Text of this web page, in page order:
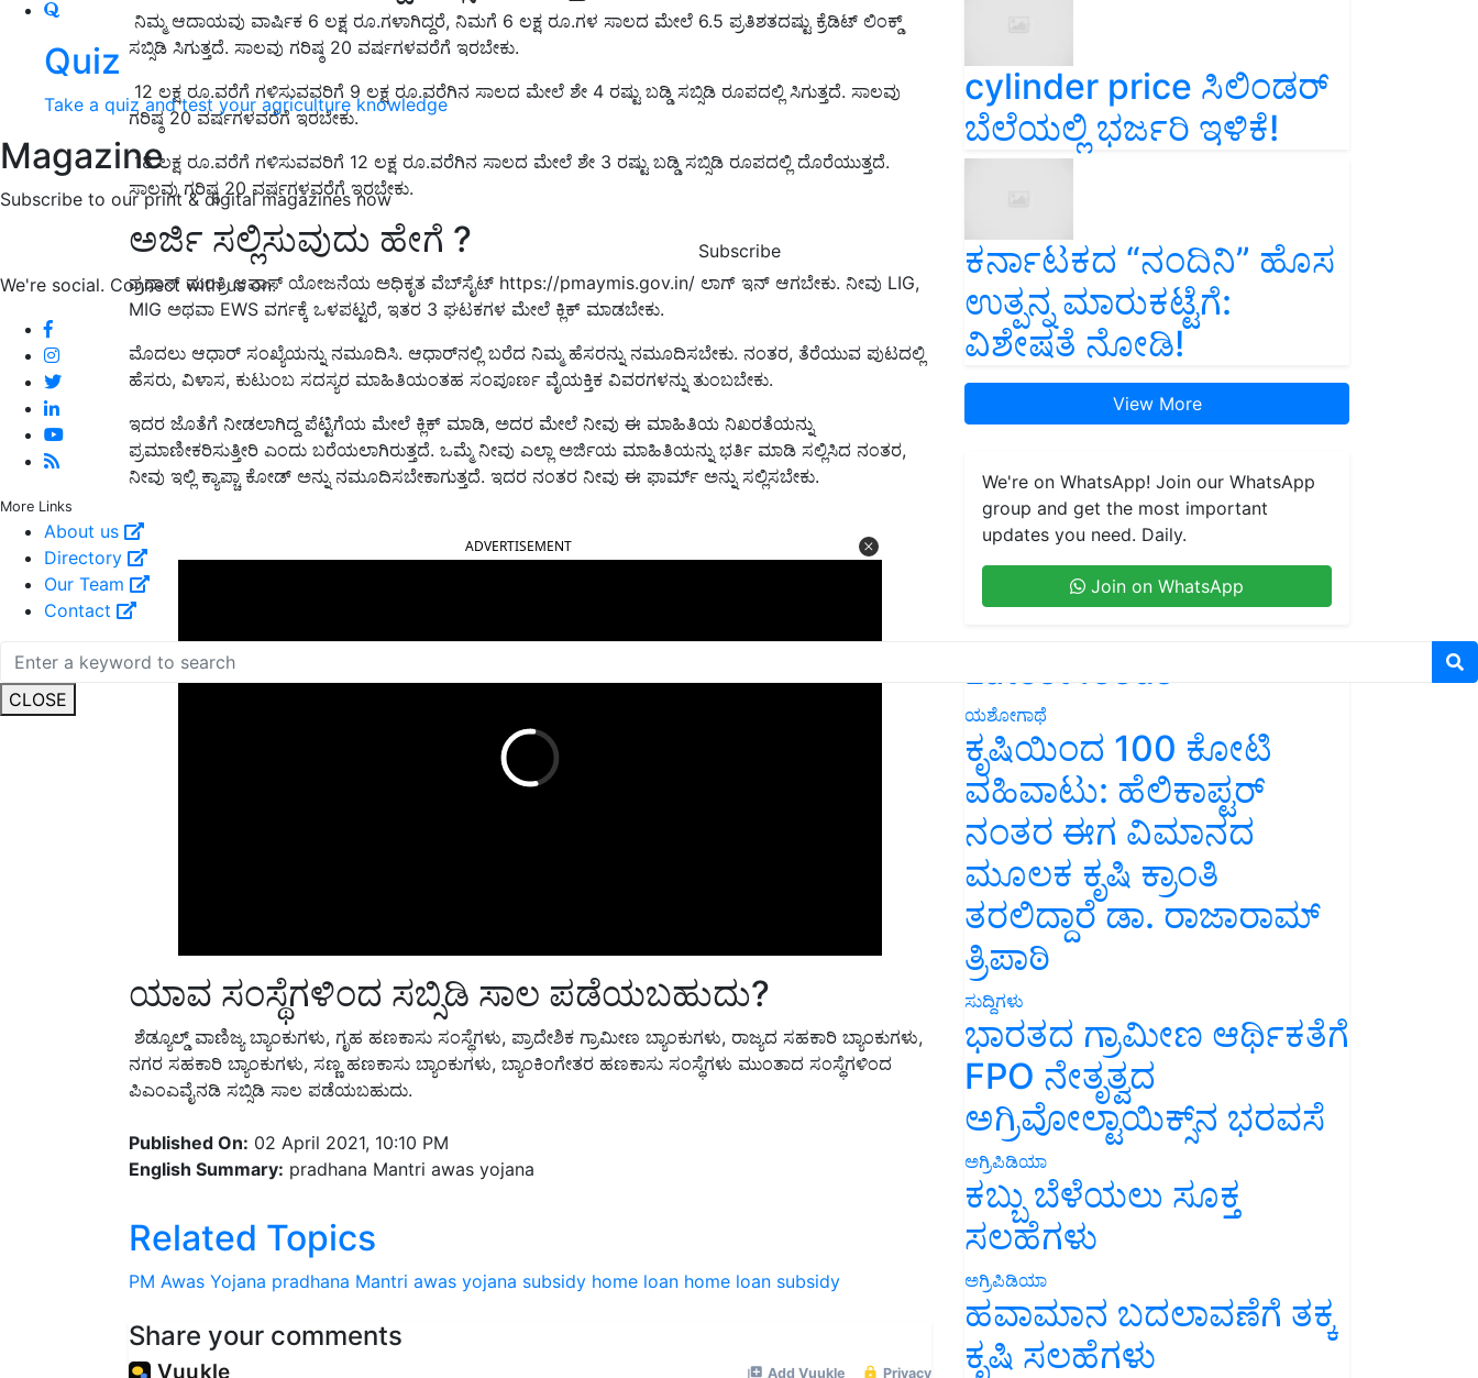
Quiz
Take a quiz and test your agriculture knowledge
Magazine
Subscribe to our print & digital magazines now
Subscribe
We're social. Connect with us on:
More Links
About us
Directory
Our Team
Contact
CLOSE
ನಿಮ್ಮ ಆದಾಯವು ವಾರ್ಷಿಕ 6 ಲಕ್ಷ ರೂ.ಗಳಾಗಿದ್ದರೆ, ನಿಮಗೆ 6 ಲಕ್ಷ ರೂ.ಗಳ ಸಾಲದ ಮೇಲೆ 6.5 ಪ್ರತಿಶತದಷ್ಟು ಕ್ರೆಡಿಟ್ ಲಿಂಕ್ಡ್
ಸಬ್ಸಿಡಿ ಸಿಗುತ್ತದೆ. ಸಾಲವು ಗರಿಷ್ಠ 20 ವರ್ಷಗಳವರೆಗೆ ಇರಬೇಕು.
12 ಲಕ್ಷ ರೂ.ವರೆಗೆ ಗಳಿಸುವವರಿಗೆ 9 ಲಕ್ಷ ರೂ.ವರೆಗಿನ ಸಾಲದ ಮೇಲೆ ಶೇ 4 ರಷ್ಟು ಬಡ್ಡಿ ಸಬ್ಸಿಡಿ ರೂಪದಲ್ಲಿ ಸಿಗುತ್ತದೆ. ಸಾಲವು
ಗರಿಷ್ಠ 20 ವರ್ಷಗಳವರೆಗೆ ಇರಬೇಕು.
18 ಲಕ್ಷ ರೂ.ವರೆಗೆ ಗಳಿಸುವವರಿಗೆ 12 ಲಕ್ಷ ರೂ.ವರೆಗಿನ ಸಾಲದ ಮೇಲೆ ಶೇ 3 ರಷ್ಟು ಬಡ್ಡಿ ಸಬ್ಸಿಡಿ ರೂಪದಲ್ಲಿ ದೊರೆಯುತ್ತದೆ.
ಸಾಲವು ಗರಿಷ್ಠ 20 ವರ್ಷಗಳವರೆಗೆ ಇರಬೇಕು.
ಅರ್ಜಿ ಸಲ್ಲಿಸುವುದು ಹೇಗೆ ?
ಪ್ರಧಾನ್ ಮಂತ್ರಿ ಆವಾಸ್ ಯೋಜನೆಯ ಅಧಿಕೃತ ವೆಬ್‌ಸೈಟ್‌ https://pmaymis.gov.in/ ಲಾಗ್ ಇನ್ ಆಗಬೇಕು. ನೀವು LIG,
MIG ಅಥವಾ EWS ವರ್ಗಕ್ಕೆ ಒಳಪಟ್ಟರೆ, ಇತರ 3 ಘಟಕಗಳ ಮೇಲೆ ಕ್ಲಿಕ್ ಮಾಡಬೇಕು.
ಮೊದಲು ಆಧಾರ್ ಸಂಖ್ಯೆಯನ್ನು ನಮೂದಿಸಿ. ಆಧಾರ್‌ನಲ್ಲಿ ಬರೆದ ನಿಮ್ಮ ಹೆಸರನ್ನು ನಮೂದಿಸಬೇಕು. ನಂತರ, ತೆರೆಯುವ ಪುಟದಲ್ಲಿ
ಹೆಸರು, ವಿಳಾಸ, ಕುಟುಂಬ ಸದಸ್ಯರ ಮಾಹಿತಿಯಂತಹ ಸಂಪೂರ್ಣ ವೈಯಕ್ತಿಕ ವಿವರಗಳನ್ನು ತುಂಬಬೇಕು.
ಇದರ ಜೊತೆಗೆ ನೀಡಲಾಗಿದ್ದ ಪೆಟ್ಟಿಗೆಯ ಮೇಲೆ ಕ್ಲಿಕ್ ಮಾಡಿ, ಅದರ ಮೇಲೆ ನೀವು ಈ ಮಾಹಿತಿಯ ನಿಖರತೆಯನ್ನು
ಪ್ರಮಾಣೀಕರಿಸುತ್ತೀರಿ ಎಂದು ಬರೆಯಲಾಗಿರುತ್ತದೆ. ಒಮ್ಮೆ ನೀವು ಎಲ್ಲಾ ಅರ್ಜಿಯ ಮಾಹಿತಿಯನ್ನು ಭರ್ತಿ ಮಾಡಿ ಸಲ್ಲಿಸಿದ ನಂತರ,
ನೀವು ಇಲ್ಲಿ ಕ್ಯಾಪ್ಚಾ ಕೋಡ್ ಅನ್ನು ನಮೂದಿಸಬೇಕಾಗುತ್ತದೆ. ಇದರ ನಂತರ ನೀವು ಈ ಫಾರ್ಮ್ ಅನ್ನು ಸಲ್ಲಿಸಬೇಕು.
ಯಾವ ಸಂಸ್ಥೆಗಳಿಂದ ಸಬ್ಸಿಡಿ ಸಾಲ ಪಡೆಯಬಹುದು?
ಶೆಡ್ಯೂಲ್ಡ್ ವಾಣಿಜ್ಯ ಬ್ಯಾಂಕುಗಳು, ಗೃಹ ಹಣಕಾಸು ಸಂಸ್ಥೆಗಳು, ಪ್ರಾದೇಶಿಕ ಗ್ರಾಮೀಣ ಬ್ಯಾಂಕುಗಳು, ರಾಜ್ಯದ ಸಹಕಾರಿ ಬ್ಯಾಂಕುಗಳು,
ನಗರ ಸಹಕಾರಿ ಬ್ಯಾಂಕುಗಳು, ಸಣ್ಣ ಹಣಕಾಸು ಬ್ಯಾಂಕುಗಳು, ಬ್ಯಾಂಕಿಂಗೇತರ ಹಣಕಾಸು ಸಂಸ್ಥೆಗಳು ಮುಂತಾದ ಸಂಸ್ಥೆಗಳಿಂದ
ಪಿಎಂಎವೈನಡಿ ಸಬ್ಸಿಡಿ ಸಾಲ ಪಡೆಯಬಹುದು.
English Summary:pradhana Mantri awas yojana
PM Awas Yojana pradhana Mantri awas yojana
cylinder price ಸಿಲಿಂಡರ್‌
ಬೆಲೆಯಲ್ಲಿ ಭರ್ಜರಿ ಇಳಿಕೆ!
ಕರ್ನಾಟಕದ “ನಂದಿನಿ” ಹೊಸ
ಉತ್ಪನ್ನ ಮಾರುಕಟ್ಟೆಗೆ:
ವಿಶೇಷತೆ ನೋಡಿ!
View More
We're on WhatsApp! Join our WhatsApp
group and get the most important
updates you need. Daily.
Join on WhatsApp
Latest feeds
ಯಶೋಗಾಥೆ
ಕೃಷಿಯಿಂದ 100 ಕೋಟಿ
ವಹಿವಾಟು: ಹೆಲಿಕಾಪ್ಟರ್
ನಂತರ ಈಗ ವಿಮಾನದ
ಮೂಲಕ ಕೃಷಿ ಕ್ರಾಂತಿ
ತರಲಿದ್ದಾರೆ ಡಾ. ರಾಜಾರಾಮ್
ತ್ರಿಪಾಠಿ
ಸುದ್ದಿಗಳು
ಭಾರತದ ಗ್ರಾಮೀಣ ಆರ್ಥಿಕತೆಗೆ
FPO ನೇತೃತ್ವದ
ಅಗ್ರಿವೋಲ್ಟಾಯಿಕ್ಸ್‌ನ ಭರವಸೆ
ಅಗ್ರಿಪಿಡಿಯಾ
ಕಬ್ಬು ಬೆಳೆಯಲು ಸೂಕ್ತ
ಸಲಹೆಗಳು
ಅಗ್ರಿಪಿಡಿಯಾ
ಹವಾಮಾನ ಬದಲಾವಣೆಗೆ ತಕ್ಕ
ಕೃಷಿ ಸಲಹೆಗಳು